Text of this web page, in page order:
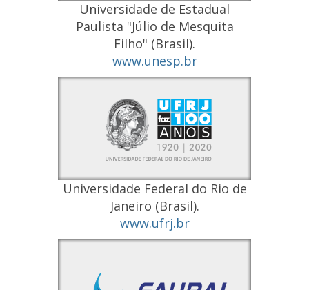
Universidade de Estadual
Paulista "Júlio de Mesquita
Filho" (Brasil).
www.unesp.br
Universidade Federal do Rio de
Janeiro (Brasil).
www.ufrj.br